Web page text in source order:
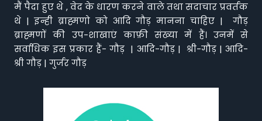
मैं पैदा हुए थे , वेद के धारण करने वाले तथा सदाचार प्रवर्तक
थे | इन्ही ब्राह्मणो को आदि गौड़ मानना चाहिए | गौड़
ब्राह्मणों की उप-शाखाएं काफ़ी संख्या में हैं। उनमें से
सर्वाधिक इस प्रकार हैं- गौड़ | आदि-गौड़ | श्री-गौड़ | आदि-
श्री गौड़ | गुर्जर गौड़